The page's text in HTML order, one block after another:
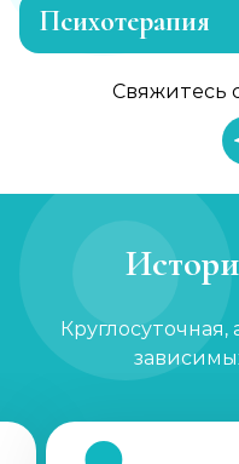
Психотерапия
Консультация психолога
от 750 ₽
от 900 ₽
Свяжитесь